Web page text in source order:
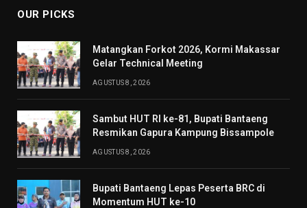
OUR PICKS
Matangkan Forkot 2026, Kormi Makassar
Gelar Technical Meeting
AGUSTUS 8, 2026
Sambut HUT RI ke-81, Bupati Bantaeng
Resmikan Gapura Kampung Bissampole
AGUSTUS 8, 2026
Bupati Bantaeng Lepas Peserta BRC di
Momentum HUT ke-10